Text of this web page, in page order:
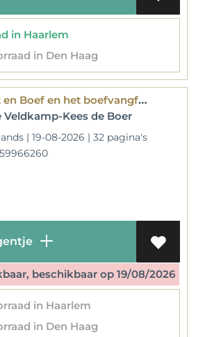
in Haarlem
in Den Haag
Agent en Boef en het boefvangfeest
Veldkamp-Kees de Boer
| 19-08-2026 | 32 pagina's
beschikbaar op 19/08/2026
in Haarlem
in Den Haag